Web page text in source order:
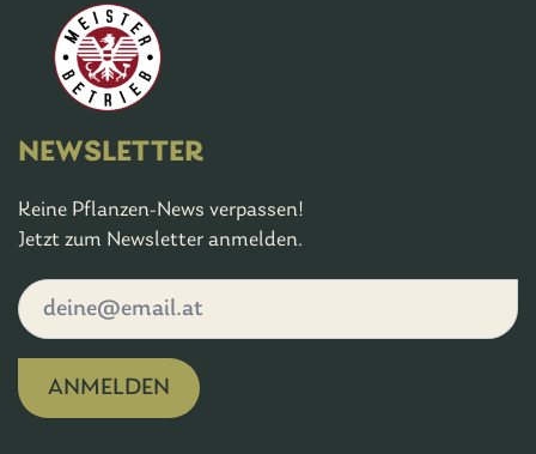
NEWSLETTER
Keine Pflanzen-News verpassen!
Jetzt zum Newsletter anmelden.
ANMELDEN